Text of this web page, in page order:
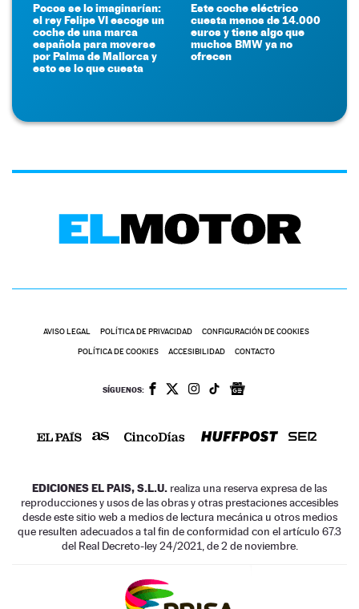
Pocos se lo imaginarían:
el rey Felipe VI escoge un
coche de una marca
española para moverse
por Palma de Mallorca y
esto es lo que cuesta
Este coche eléctrico
cuesta menos de 14.000
euros y tiene algo que
muchos BMW ya no
ofrecen
AVISO LEGAL POLÍTICA DE PRIVACIDAD CONFIGURACIÓN DE COOKIES
POLÍTICA DE COOKIES ACCESIBILIDAD CONTACTO
SÍGUENOS:
EDICIONES EL PAIS, S.L.U. realiza una reserva expresa de las
reproducciones y usos de las obras y otras prestaciones accesibles
desde este sitio web a medios de lectura mecánica u otros medios
que resulten adecuados a tal fin de conformidad con el artículo 67.3
del Real Decreto-ley 24/2021, de 2 de noviembre.